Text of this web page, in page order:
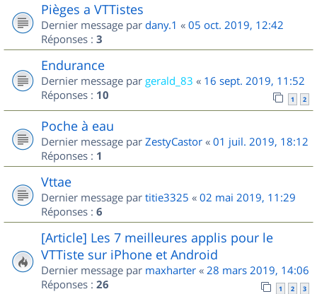
Pièges a VTTistes
Dernier message par dany.1 « 05 oct. 2019, 12:42
Réponses : 3
Endurance
Dernier message par gerald_83 « 16 sept. 2019, 11:52
Réponses : 10 1 2
Poche à eau
Dernier message par ZestyCastor « 01 juil. 2019, 18:12
Réponses : 1
Vttae
Dernier message par titie3325 « 02 mai 2019, 11:29
Réponses : 6
[Article] Les 7 meilleures applis pour le
VTTiste sur iPhone et Android
Dernier message par maxharter « 28 mars 2019, 14:06
Réponses : 26 1 2 3